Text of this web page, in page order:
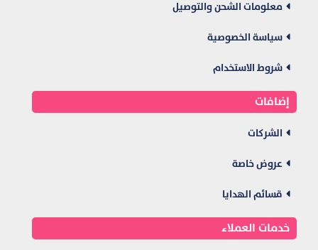
معلومات الشحن والتوصيل
سياسة الخصوصية
شروط الاستخدام
إضافات
الشركات
عروض خاصة
قسائم الهدايا
خدمات العملاء